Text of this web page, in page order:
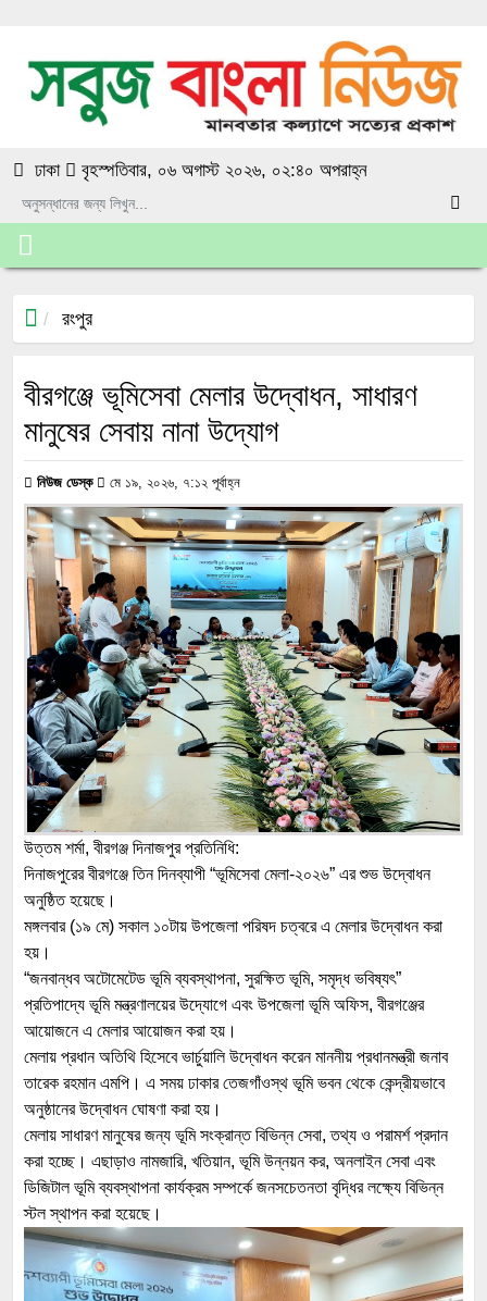
ঢাকা বৃহস্পতিবার, ০৬ অগাস্ট ২০২৬, ০২:৪০ অপরাহ্ন
রংপুর
বীরগঞ্জে ভূমিসেবা মেলার উদ্বোধন, সাধারণ
মানুষের সেবায় নানা উদ্যোগ
নিউজ ডেস্ক মে ১৯, ২০২৬, ৭:১২ পূর্বাহ্ন
উত্তম শর্মা, বীরগঞ্জ দিনাজপুর প্রতিনিধি:
দিনাজপুরের বীরগঞ্জে তিন দিনব্যাপী “ভূমিসেবা মেলা-২০২৬” এর শুভ উদ্বোধন
অনুষ্ঠিত হয়েছে।
মঙ্গলবার (১৯ মে) সকাল ১০টায় উপজেলা পরিষদ চত্বরে এ মেলার উদ্বোধন করা
হয়।
“জনবান্ধব অটোমেটেড ভূমি ব্যবস্থাপনা, সুরক্ষিত ভূমি, সমৃদ্ধ ভবিষ্যৎ”
প্রতিপাদ্যে ভূমি মন্ত্রণালয়ের উদ্যোগে এবং উপজেলা ভূমি অফিস, বীরগঞ্জের
আয়োজনে এ মেলার আয়োজন করা হয়।
মেলায় প্রধান অতিথি হিসেবে ভার্চুয়ালি উদ্বোধন করেন মাননীয় প্রধানমন্ত্রী জনাব
তারেক রহমান এমপি। এ সময় ঢাকার তেজগাঁওস্থ ভূমি ভবন থেকে কেন্দ্রীয়ভাবে
অনুষ্ঠানের উদ্বোধন ঘোষণা করা হয়।
মেলায় সাধারণ মানুষের জন্য ভূমি সংক্রান্ত বিভিন্ন সেবা, তথ্য ও পরামর্শ প্রদান
করা হচ্ছে। এছাড়াও নামজারি, খতিয়ান, ভূমি উন্নয়ন কর, অনলাইন সেবা এবং
ডিজিটাল ভূমি ব্যবস্থাপনা কার্যক্রম সম্পর্কে জনসচেতনতা বৃদ্ধির লক্ষ্যে বিভিন্ন
স্টল স্থাপন করা হয়েছে।